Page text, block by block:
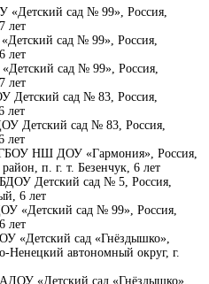
«Детский сад № 99», Россия,
лет
сад № 99», Россия,
лет
сад № 99», Россия,
лет
Детский сад № 83, Россия,
лет
Детский сад № 83, Россия,
лет
НШ ДОУ «Гармония», Россия,
п. г. т. Безенчук, 6 лет
Детский сад № 5, Россия,
6 лет
«Детский сад № 99», Россия,
лет
«Детский сад «Гнёздышко»,
Ненецкий автономный округ, г.
«Детский сад «Гнёздышко»,